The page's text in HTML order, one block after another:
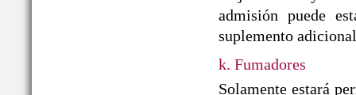
admisión puede
suplemento
k. Fumadores
Solamente estará